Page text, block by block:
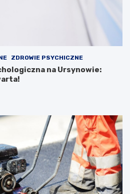
ZDROWIE PSYCHICZNE
na Ursynowie: